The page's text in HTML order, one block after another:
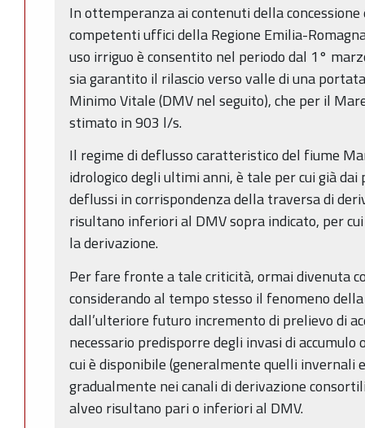
In ottemperanza ai contenuti della
competenti uffici della Regione Emilia-
uso irriguo è consentito nel periodo dal 1°
sia garantito il rilascio verso valle di una
Minimo Vitale (DMV nel seguito), che per il
stimato in 903 l/s.
Il regime di deflusso caratteristico del fiume
idrologico degli ultimi anni, è tale per cui già
deflussi in corrispondenza della traversa di
risultano inferiori al DMV sopra indicato, per
la derivazione.
Per fare fronte a tale criticità, ormai divenuta
considerando al tempo stesso il fenomeno
dall’ulteriore futuro incremento di prelievo di
necessario predisporre degli invasi di
cui è disponibile (generalmente quelli invernali
gradualmente nei canali di derivazione
alveo risultano pari o inferiori al DMV.